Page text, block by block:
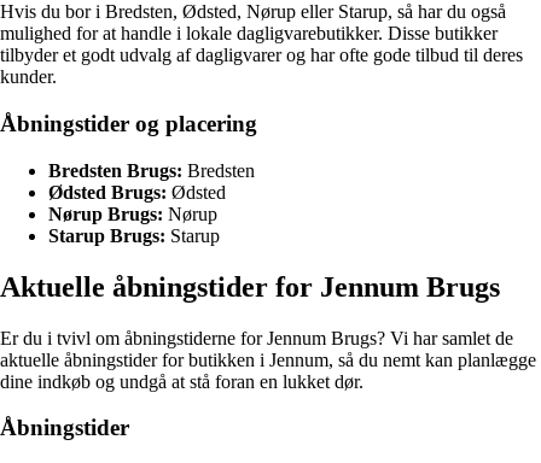
Hvis du bor i Bredsten, Ødsted, Nørup eller Starup, så har du også
mulighed for at handle i lokale dagligvarebutikker. Disse butikker
tilbyder et godt udvalg af dagligvarer og har ofte gode tilbud til deres
kunder.
Åbningstider og placering
Bredsten Brugs: Bredsten
Ødsted Brugs: Ødsted
Nørup Brugs: Nørup
Starup Brugs: Starup
Aktuelle åbningstider for Jennum Brugs
Er du i tvivl om åbningstiderne for Jennum Brugs? Vi har samlet de
aktuelle åbningstider for butikken i Jennum, så du nemt kan planlægge
dine indkøb og undgå at stå foran en lukket dør.
Åbningstider